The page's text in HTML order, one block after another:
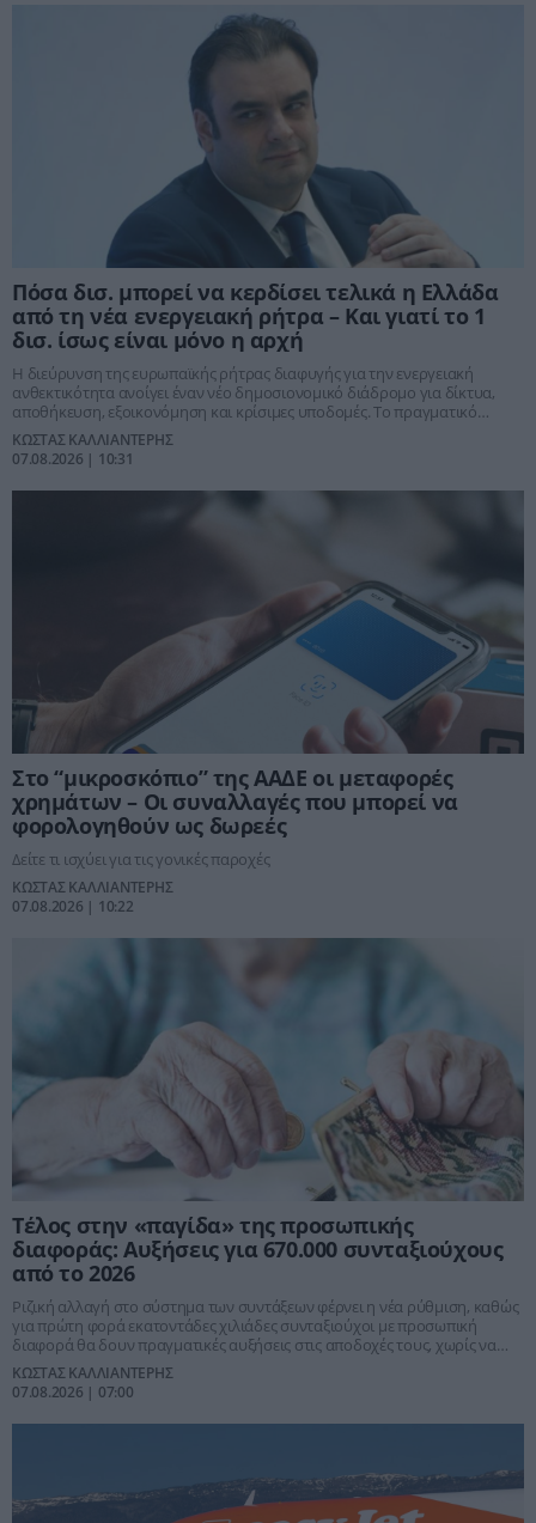
Πόσα δισ. μπορεί να κερδίσει τελικά η Ελλάδα
από τη νέα ενεργειακή ρήτρα – Και γιατί το 1
δισ. ίσως είναι μόνο η αρχή
Η διεύρυνση της ευρωπαϊκής ρήτρας διαφυγής για την ενεργειακή
ανθεκτικότητα ανοίγει έναν νέο δημοσιονομικό διάδρομο για δίκτυα,
αποθήκευση, εξοικονόμηση και κρίσιμες υποδομές. Το πραγματικό
διακύβευμα όμως είναι μεγαλύτερο: αν η Ελλάδα καταφέρει να
μετατρέψει τον έκτακτο δημοσιονομικό χώρο σε μόνιμη μείωση του
ενεργειακού κόστους, αύξηση επενδύσεων και ενίσχυση της
ανταγωνιστικότητας.
ΚΩΣΤΑΣ ΚΑΛΛΙΑΝΤΕΡΗΣ
07.08.2026 | 10:31
Στο “μικροσκόπιο” της ΑΑΔΕ οι μεταφορές
χρημάτων – Οι συναλλαγές που μπορεί να
φορολογηθούν ως δωρεές
Δείτε τι ισχύει για τις γονικές παροχές
ΚΩΣΤΑΣ ΚΑΛΛΙΑΝΤΕΡΗΣ
07.08.2026 | 10:22
Τέλος στην «παγίδα» της προσωπικής
διαφοράς: Αυξήσεις για 670.000 συνταξιούχους
από το 2026
Ριζική αλλαγή στο σύστημα των συντάξεων φέρνει η νέα ρύθμιση, καθώς
για πρώτη φορά εκατοντάδες χιλιάδες συνταξιούχοι με προσωπική
διαφορά θα δουν πραγματικές αυξήσεις στις αποδοχές τους, χωρίς να
περιμένουν χρόνια μέχρι να μηδενιστεί ο συμψηφισμός.
ΚΩΣΤΑΣ ΚΑΛΛΙΑΝΤΕΡΗΣ
07.08.2026 | 07:00